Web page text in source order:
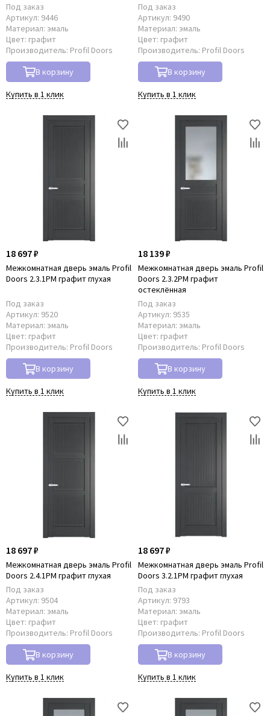
Под заказ
Артикул: 9446
Материал: эмаль
Цвет: графит
Производитель: Profil Doors
В корзину
Купить в 1 клик
Под заказ
Артикул: 9490
Материал: эмаль
Цвет: графит
Производитель: Profil Doors
В корзину
Купить в 1 клик
18 697 ₽
Межкомнатная дверь эмаль Profil
Doors 2.3.1PM графит глухая
Под заказ
Артикул: 9520
Материал: эмаль
Цвет: графит
Производитель: Profil Doors
В корзину
Купить в 1 клик
18 139 ₽
Межкомнатная дверь эмаль Profil
Doors 2.3.2PM графит
остеклённая
Под заказ
Артикул: 9535
Материал: эмаль
Цвет: графит
Производитель: Profil Doors
В корзину
Купить в 1 клик
18 697 ₽
Межкомнатная дверь эмаль Profil
Doors 2.4.1PM графит глухая
Под заказ
Артикул: 9504
Материал: эмаль
Цвет: графит
Производитель: Profil Doors
В корзину
Купить в 1 клик
18 697 ₽
Межкомнатная дверь эмаль Profil
Doors 3.2.1PM графит глухая
Под заказ
Артикул: 9793
Материал: эмаль
Цвет: графит
Производитель: Profil Doors
В корзину
Купить в 1 клик